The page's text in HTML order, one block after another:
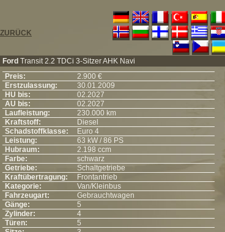
ZURÜCK
Ford Transit 2.2 TDCi 3-Sitzer AHK Navi
Preis:
2.900 €
Erstzulassung:
30.01.2009
HU bis:
02.2027
AU bis:
02.2027
Laufleistung:
230.000 km
Kraftstoff:
Diesel
Schadstoffklasse:
Euro 4
Leistung:
63 kW / 86 PS
Hubraum:
2.198 ccm
Farbe:
schwarz
Getriebe:
Schaltgetriebe
Kraftübertragung:
Frontantrieb
Kategorie:
Van/Kleinbus
Fahrzeugart:
Gebrauchtwagen
Gänge:
5
Zylinder:
4
Türen:
5